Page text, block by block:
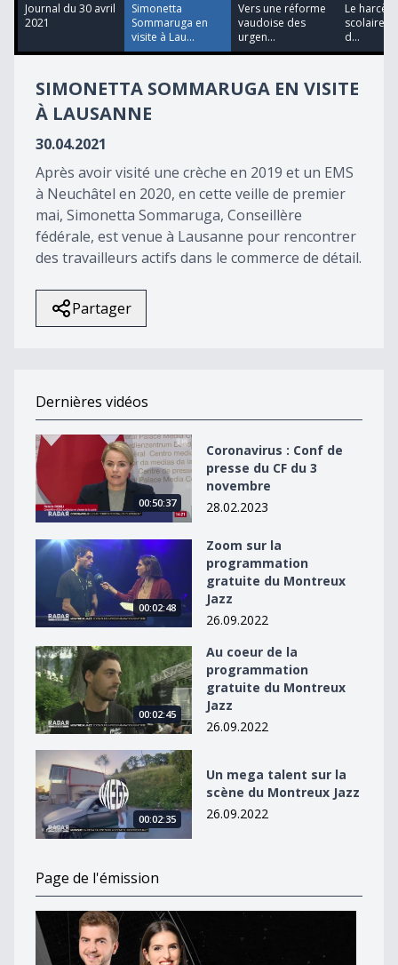
13
minutes,
seconds
Journal du 30 avril
2021
Simonetta
Sommaruga en
visite à Lau...
Vers une réforme
vaudoise des
urgen...
Le
scolaire,
d...
SIMONETTA SOMMARUGA EN VISITE
À LAUSANNE
30.04.2021
Après avoir visité une crèche en 2019 et un EMS
à Neuchâtel en 2020, en cette veille de premier
mai, Simonetta Sommaruga, Conseillère
fédérale, est venue à Lausanne pour rencontrer
des travailleurs actifs dans le commerce de détail.
Partager
Dernières vidéos
Coronavirus : Conf de presse du CF du 3 novembre
00:50:37
Coronavirus : Conf de
presse du CF du 3
novembre
28.02.2023
Zoom sur la programmation gratuite du Montreux
00:02:48
Zoom sur la
programmation
gratuite du Montreux
Jazz
26.09.2022
Au coeur de la programmation gratuite du Montreux
00:02:45
Au coeur de la
programmation
gratuite du Montreux
Jazz
26.09.2022
Un mega talent sur la scène du Montreux Jazz
00:02:35
Un mega talent sur la
scène du Montreux Jazz
26.09.2022
Page de l'émission